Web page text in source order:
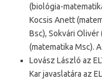
(biológia-
Kocsis Anett
Bsc), Sokvári
(matematika Msc).
Lovász László az
Kar javaslatára az